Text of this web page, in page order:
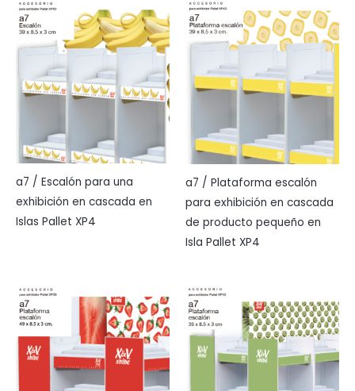
a7 / Escalón para una
exhibición en cascada en
Islas Pallet XP4
a7 / Plataforma escalón
para exhibición en cascada
de producto pequeño en
Isla Pallet XP4